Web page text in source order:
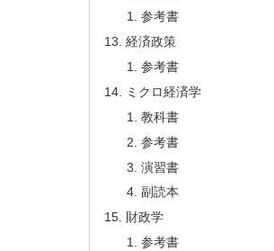
参考書
経済政策
参考書
ミクロ経済学
教科書
参考書
演習書
副読本
財政学
参考書